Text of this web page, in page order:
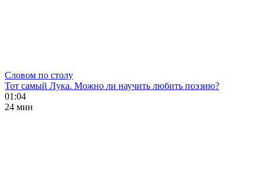
Словом по столу
Тот самый Лука. Можно ли научить любить поэзию?
01:04
24 мин